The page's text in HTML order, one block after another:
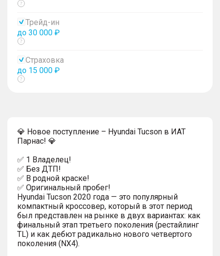
Показать
Трейд-ин
до 30 000 ₽
Показать
Страховка
до 15 000 ₽
Показать
💎 Новое поступление – Hyundai Tucson в ИАТ
Парнас! 💎
✅ 1 Владелец!
✅ Без ДТП!
✅ В родной краске!
✅ Оригинальный пробег!
Hyundai Tucson 2020 года — это популярный
компактный кроссовер, который в этот период
был представлен на рынке в двух вариантах: как
финальный этап третьего поколения (рестайлинг
TL) и как дебют радикально нового четвертого
поколения (NX4).